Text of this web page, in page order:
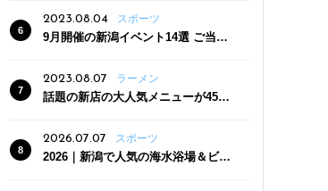
2023.08.04
スポーツ
9月開催の新潟イベント14選 ご当地
2023.08.07 ラーメン
話題の新店の大人気メニューが450
クーポン登場
2026.07.07 スポーツ
2026｜新潟で人気の海水浴場＆ビー